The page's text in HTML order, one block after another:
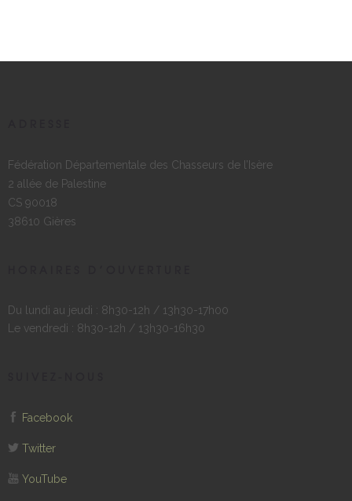
Fédération Départementale des Chasseurs de l’Isère
2 allée de Palestine
CS 90018
38610 Gières
Du lundi au jeudi : 8h30-12h / 13h30-17h00
Le vendredi : 8h30-12h / 13h30-16h30
Facebook
Twitter
YouTube